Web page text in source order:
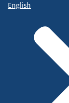
English